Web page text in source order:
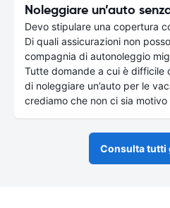
Noleggiare un’auto
Devo stipulare una copertura
Di quali assicurazioni non
compagnia di autonoleggio
Tutte domande a cui è difficile
di noleggiare un’auto per le
crediamo che non ci sia
Consulta tutti